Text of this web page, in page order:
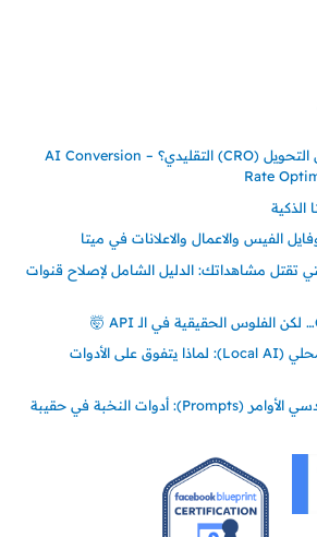
لماذا يفشل تحسين معدل التحويل (CRO) التقليدي؟ – AI Conversion
Rate
الذكية
الفيس والاعمال والاعلانات في ميتا
تقتل مشاهداتك: الدليل الشامل لإصلاح قنوات
دليل الذكاء الاصطناعي المحلي (Local AI): لماذا يتفوق على الأدوات
خارطة طريق 2025 لمهندسي الأوامر (Prompts): أدوات النخبة في حقيبة